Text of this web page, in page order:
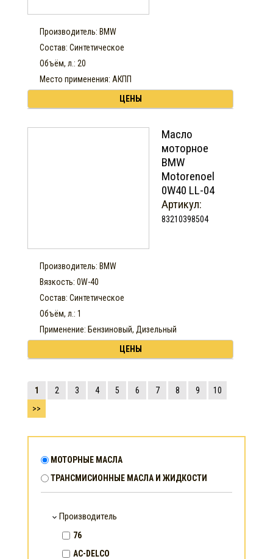
Производитель: BMW
Состав: Синтетическое
Объём, л.: 20
Место применения: АКПП
ЦЕНЫ
Масло
моторное
BMW
Motorenoel
0W40 LL-04
Артикул:
83210398504
Производитель: BMW
Вязкость: 0W-40
Состав: Синтетическое
Объём, л.: 1
Применение: Бензиновый, Дизельный
ЦЕНЫ
1 2 3 4 5 6 7 8 9
10
>>
МОТОРНЫЕ МАСЛА
ТРАНСМИСИОННЫЕ МАСЛА И ЖИДКОСТИ
Производитель
76
AC-DELCO